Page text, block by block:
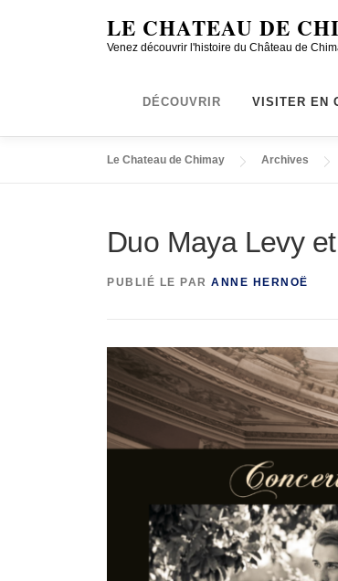
LE CHATEAU DE
Venez découvrir l'histoire du Château de
DÉCOUVRIR VISITER EN
Le Chateau de Chimay Archives
Duo Maya Levy
PUBLIÉ LE PAR ANNE HERNOË